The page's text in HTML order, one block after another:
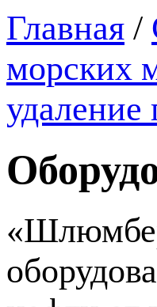
Главная /
морских
удаление